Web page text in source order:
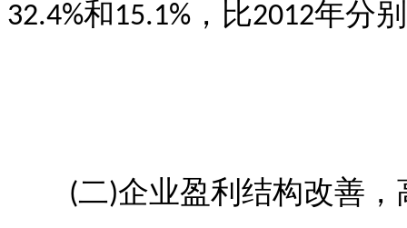
32.4%和15.1%，比2012年分
(二)企业盈利结构改善，